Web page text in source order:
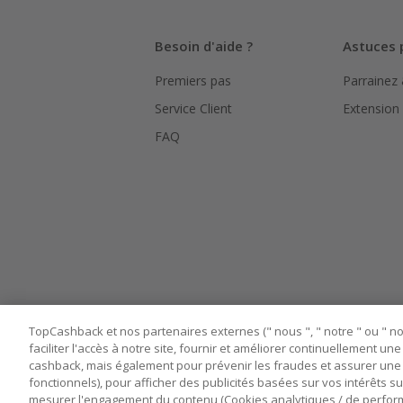
le suivi
Pour
bouton
Assurez-
Besoin d'aide ?
Premiers pas
Service Client
FAQ
Astuces
TopCashback et nos partenaires externes (" nous ", " notre " ou "
faciliter l'accès à notre site, fournir et améliorer continuellement
cashback, mais également pour prévenir les fraudes et assurer
fonctionnels), pour afficher des publicités basées sur vos intérêts
mesurer l'engagement du contenu (Cookies analytiques / de